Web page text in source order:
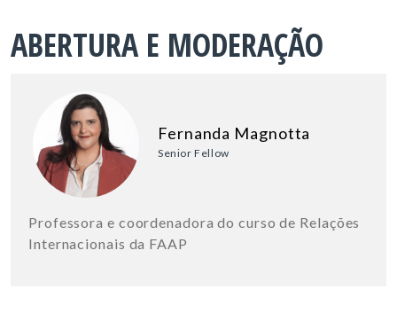
ABERTURA E MODERAÇÃO
Fernanda Magnotta
Senior Fellow
Professora e coordenadora do curso de Relações
Internacionais da FAAP